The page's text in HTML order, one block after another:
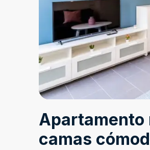
Apartamento
camas